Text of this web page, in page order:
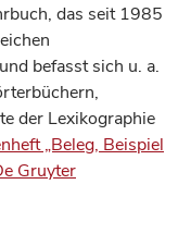
das seit 1985
befasst sich u. a.
der Lexikographie
„Beleg, Beispiel
Gruyter